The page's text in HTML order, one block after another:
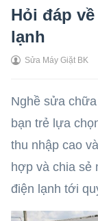
Hỏi đáp
lạnh
Sửa Máy Giặt BK
Nghề sửa
bạn trẻ lựa
thu nhập cao
hợp và chia sẻ
điện lạnh tới